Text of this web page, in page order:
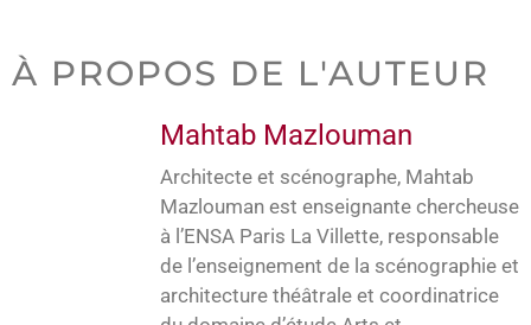
À PROPOS DE L'AUTEUR
Mahtab Mazlouman
Architecte et scénographe, Mahtab
Mazlouman est enseignante chercheuse
à l’ENSA Paris La Villette, responsable
de l’enseignement de la scénographie et
architecture théâtrale et coordinatrice